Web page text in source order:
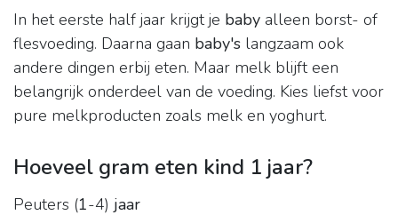
In het eerste half jaar krijgt je baby alleen borst- of
flesvoeding. Daarna gaan baby's langzaam ook
andere dingen erbij eten. Maar melk blijft een
belangrijk onderdeel van de voeding. Kies liefst voor
pure melkproducten zoals melk en yoghurt.
Hoeveel gram eten kind 1 jaar?
Peuters (1-4) jaar